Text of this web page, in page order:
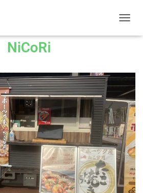
ビ
ョ
を
切
り
替
え
NiCoRi